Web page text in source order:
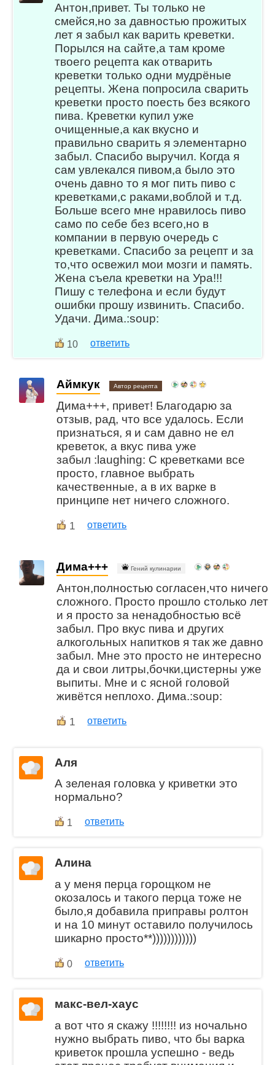
Антон,привет. Ты только не
смейся,но за давностью прожитых
лет я забыл как варить креветки.
Порылся на сайте,а там кроме
твоего рецепта как отварить
креветки только одни мудрёные
рецепты. Жена попросила сварить
креветки просто поесть без всякого
пива. Креветки купил уже
очищенные,а как вкусно и
правильно сварить я элементарно
забыл. Спасибо выручил. Когда я
сам увлекался пивом,а было это
очень давно то я мог пить пиво с
креветками,с раками,воблой и т.д.
Больше всего мне нравилось пиво
само по себе без всего,но в
компании в первую очередь с
креветками. Спасибо за рецепт и за
то,что освежил мои мозги и память.
Жена съела креветки на Ура!!!
Пишу с телефона и если будут
ошибки прошу извинить. Спасибо.
Удачи. Дима.:soup:
10 ответить
Аймкук Автор рецепта
Дима+++, привет! Благодарю за
отзыв, рад, что все удалось. Если
признаться, я и сам давно не ел
креветок, а вкус пива уже
забыл :laughing: С креветками все
просто, главное выбрать
качественные, а в их варке в
принципе нет ничего сложного.
1 ответить
Дима+++ Гений кулинарии
Антон,полностью согласен,что ничего
сложного. Просто прошло столько лет
и я просто за ненадобностью всё
забыл. Про вкус пива и других
алкогольных напитков я так же давно
забыл. Мне это просто не интересно
да и свои литры,бочки,цистерны уже
выпиты. Мне и с ясной головой
живётся неплохо. Дима.:soup:
1 ответить
Аля
А зеленая головка у криветки это
нормально?
1 ответить
Алина
а у меня перца горощком не
окозалось и такого перца тоже не
было,я добавила приправы ролтон
и на 10 минут оставило получилось
шикарно просто**))))))))))))
0 ответить
макс-вел-хаус
а вот что я скажу !!!!!!!! из ночально
нужно выбрать пиво, что бы варка
криветок прошла успешно - ведь